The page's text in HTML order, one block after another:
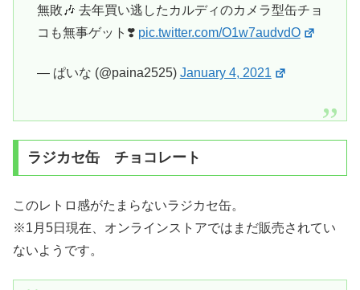
無敗🎶 去年買い逃したカルディのカメラ型缶チョ
コも無事ゲット❣️ pic.twitter.com/O1w7audvdO
— ぱいな (@paina2525) January 4, 2021
ラジカセ缶 チョコレート
このレトロ感がたまらないラジカセ缶。
※1月5日現在、オンラインストアではまだ販売されてい
ないようです。